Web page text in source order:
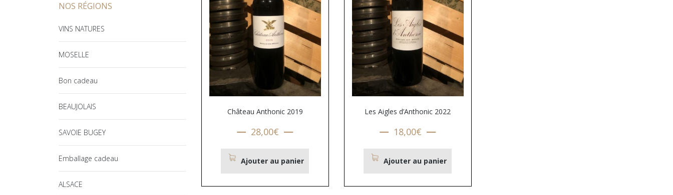
NOS RÉGIONS
VINS NATURES
MOSELLE
Bon cadeau
BEAUJOLAIS
SAVOIE BUGEY
Emballage cadeau
ALSACE
Château Anthonic 2019
28,00€
Ajouter au panier
Les Aigles d’Anthonic 2022
18,00€
Ajouter au panier